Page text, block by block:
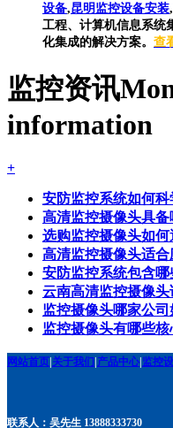
设备,昆明监控设备安装,
工程、计算机信息系统
化集成的解决方案。 查
监控资讯
information
+
安防监控系统如何科
高清监控摄像头具
选购监控摄像头如何
高清监控摄像头适
安防监控系统包含
云南高清监控摄像
监控摄像头哪家公
监控摄像头有哪些
网站首页 关于我们 产品中心 监控
联系人：吴先生 13888333730